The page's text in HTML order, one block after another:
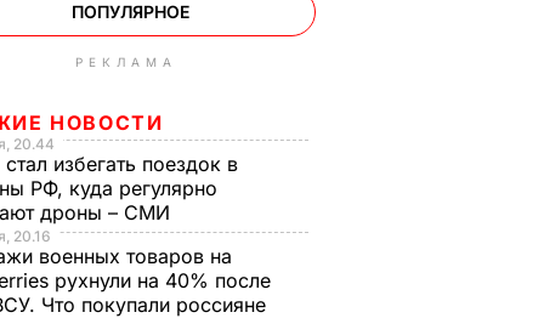
ПОПУЛЯРНОЕ
РЕКЛАМА
НОВОСТИ
20.44
избегать поездок в
РФ, куда регулярно
дроны – СМИ
20.16
военных товаров на
рухнули на 40% после
Что покупали россияне